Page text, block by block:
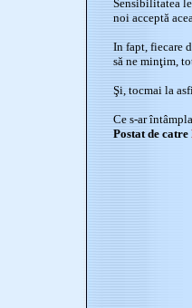
Sensibilitatea
noi acceptă
In fapt, fiecare
să ne minţim,
Şi, tocmai la
Ce s-ar
Postat de catre